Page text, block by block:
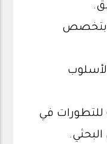
بتخصص
للتطورات في